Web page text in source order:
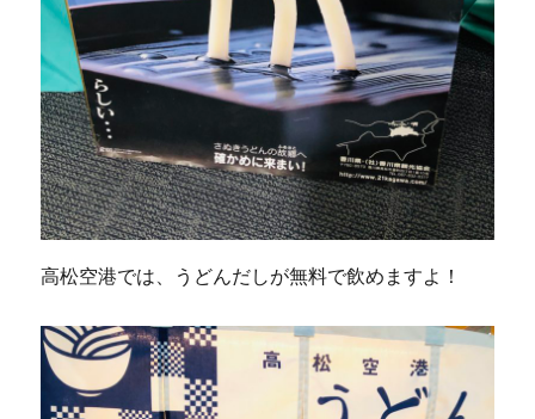
高松空港では、うどんだしが無料で飲めますよ！